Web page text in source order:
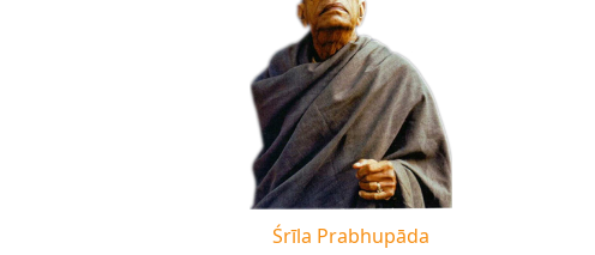
Śrīla Prabhupāda